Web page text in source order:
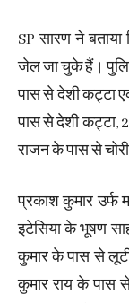
SP सारण ने
जेल जा चुके हैं।
पास से देशी कट्टा
पास से देशी कट्टा,
राजन के पास से
प्रकाश कुमार उर्फ
इटेसिया के भूषण
कुमार के पास से
कुमार राय के पास